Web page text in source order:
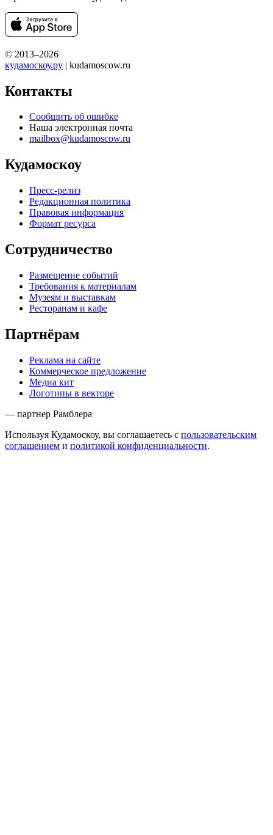
© 2013–2026
кудамоскоу.ру | kudamoscow.ru
Контакты
Сообщить об ошибке
Наша электронная почта
mailbox@kudamoscow.ru
Кудамоскоу
Пресс-релиз
Редакционная политика
Правовая информация
Формат ресурса
Сотрудничество
Размещение событий
Требования к материалам
Музеям и выставкам
Ресторанам и кафе
Партнёрам
Реклама на сайте
Коммерческое предложение
Медиа кит
Логотипы в векторе
— партнер Рамблера
Используя Кудамоскоу, вы соглашаетесь с пользовательским
соглашением и политикой конфиденциальности.